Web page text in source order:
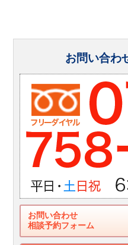
お問い合わ
お問い合わせ
相談予約フォーム